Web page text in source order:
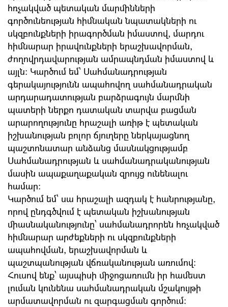
հռչակված պետական մարմինների
գործունեության հիմնական նպատակների ու
սկզբունքների իրագործման իմաստով, մարդու
հիմնարար իրավունքների երաշխավորման,
ժողովրդավարության ամրապնդման իմաստով և
այլն: Կարծում եմ՝ Սահմանադրության
գերակայությունն ապահովող սահմանադրական
արդարադատության բարձրագույն մարմնի
պատերի ներքո դատական տարվա բացման
արարողությունը հրաշալի առիթ է պետական
իշխանության բոլոր ճյուղերը ներկայացնող
պաշտոնատար անձանց մասնակցությամբ
Սահմանադրության և սահմանադրականության
մասին ապաքաղաքական զրույց ունենալու
համար:
Կարծում եմ՝ սա հրաշալի ազդակ է հանրությանը,
որով ընդգծվում է պետական իշխանության
միասնականությունը՝ սահմանադրորեն հռչակված
հիմնարար արժեքների ու սկզբունքների
ապահովման, երաշխավորման և
պաշտպանության վճռականության առումով:
Հուսով ենք՝ այսպիսի միջոցառումն իր համեստ
լուման կունենա սահմանադրական մշակույթի
արմատավորման ու զարգացման գործում: